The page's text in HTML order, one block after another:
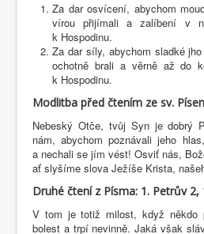
Za dar osvícení, abychom
vírou přijímali a zalíbení v
k Hospodinu.
Za dar síly, abychom sladké
ochotně brali a věrně až do
k Hospodinu.
Modlitba před čtením ze sv.
Nebeský Otče, tvůj Syn je dobrý
nám, abychom poznávali jeho
a nechali se jím vést! Osviť nás,
ať slyšíme slova Ježíše Krista,
Druhé čtení z Písma: 1. Petrův 2,
V tom je totiž milost, když někdo
bolest a trpí nevinně. Jaká však